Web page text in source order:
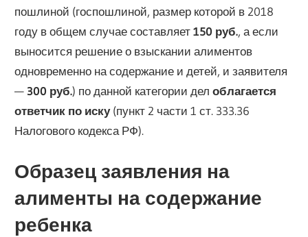
пошлиной (госпошлиной, размер которой в 2018
году в общем случае составляет150 руб., а если
выносится решение о взыскании алиментов
одновременно на содержание и детей, и заявителя
—300 руб.) по данной категории делоблагается
ответчик по иску(пункт 2 части 1 ст. 333.36
Налогового кодекса РФ).
Образец заявления на
алименты на содержание
ребенка